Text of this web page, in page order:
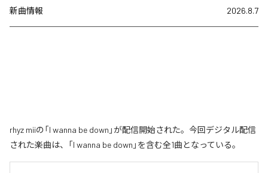
新曲情報 2026.8.7
rhyz miiの「I wanna be down」が配信開始された。今回デジタル配信
された楽曲は、「I wanna be down」を含む全1曲となっている。